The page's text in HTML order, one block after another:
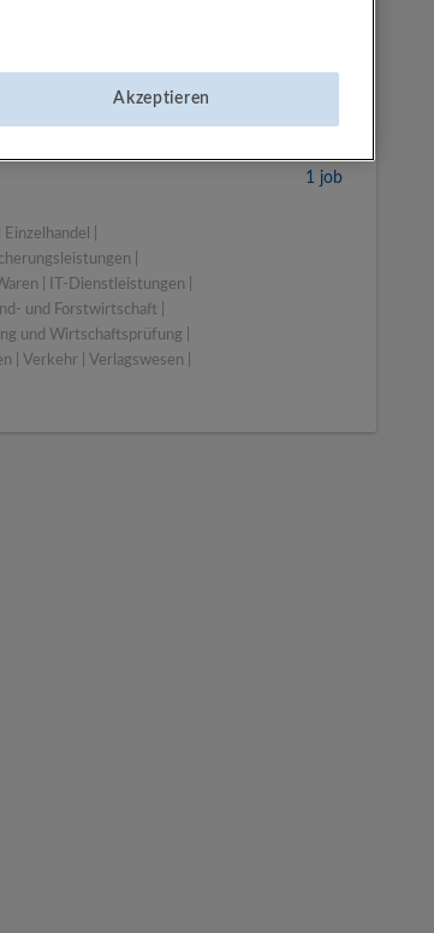
|
|
| IT-Dienstleistungen |
und Forstwirtschaft |
und Wirtschaftsprüfung |
| Verkehr | Verlagswesen |
1 job
Akzeptieren